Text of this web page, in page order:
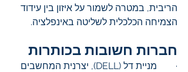
הריבית, במטרה לשמור על איזון בין עידוד
הצמיחה הכלכלית לשליטה באינפלציה.
חברות חשובות בכותרות
·        מניית דל (DELL), יצרנית המחשבים